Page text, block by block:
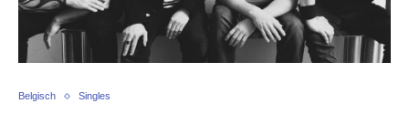
Belgisch Singles